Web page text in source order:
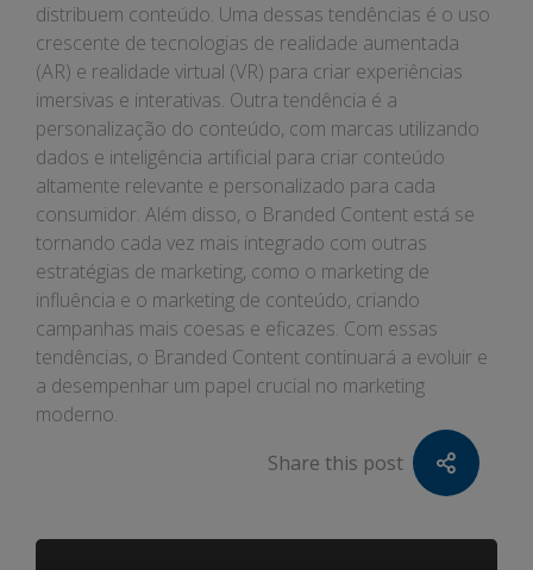
distribuem conteúdo. Uma dessas tendências é o uso
crescente de tecnologias de realidade aumentada
(AR) e realidade virtual (VR) para criar experiências
imersivas e interativas. Outra tendência é a
personalização do conteúdo, com marcas utilizando
dados e inteligência artificial para criar conteúdo
altamente relevante e personalizado para cada
consumidor. Além disso, o Branded Content está se
tornando cada vez mais integrado com outras
estratégias de marketing, como o marketing de
influência e o marketing de conteúdo, criando
campanhas mais coesas e eficazes. Com essas
tendências, o Branded Content continuará a evoluir e
a desempenhar um papel crucial no marketing
moderno.
Share this post